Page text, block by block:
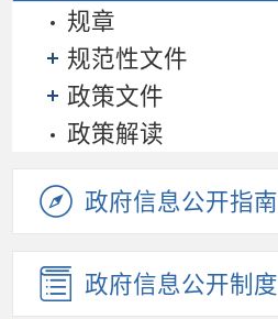
规章
规范性文件
政策文件
政策解读
政府信息公开指南
政府信息公开制度